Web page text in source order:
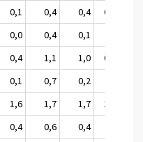
0,1 0,4 0,4 0,5
0,0 0,4 0,1
0,4 1,1 1,0 0,9
0,1 0,7 0,2
1,6 1,7 1,7 1,9
0,4 0,6 0,4